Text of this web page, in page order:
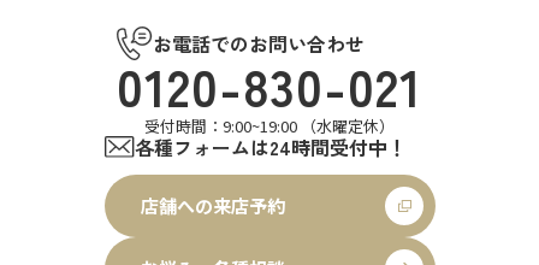
お電話でのお問い合わせ
0120-830-021
受付時間：9:00~19:00 （水曜定休）
各種フォームは24時間受付中！
店舗への来店予約